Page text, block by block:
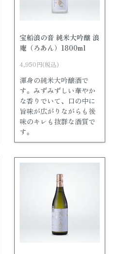
宝船浪の音 純米大吟醸 浪
庵（ろあん）1800ml
4,950円(税込)
渾身の純米大吟醸酒で
す。みずみずしい華やか
な香りでいて、口の中に
旨味が広がりながらも後
味のキレも抜群な酒質で
す。